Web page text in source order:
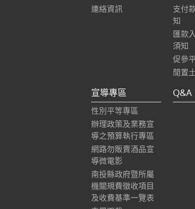
連絡資訊
支付
知
匯款
須知
促參
閒置
宣導專區
性別平等專區
辦理政策及業務宣
導之預算執行專區
網路勿販賣酒品宣
導微電影
南投縣政府暨所屬
機關規費徵收項目
及收費基準一覽表
Q&A